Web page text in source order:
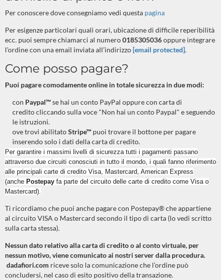
Per conoscere dove consegniamo vedi questa pagina
Per esigenze particolari quali orari, ubicazione di difficile reperibilità
ecc. puoi sempre chiamarci al numero0185305036oppure integrare
l’ordine con una email inviata all’indirizzo[email protected].
Come posso pagare?
Puoi pagare comodamente online in totale sicurezza in due modi:
con Paypal™se hai un conto PayPal oppure con carta di
credito cliccando sulla voce "Non hai un conto Paypal" e seguendo
le istruzioni.
ove trovi abilitatoStripe™ puoi trovare il bottone per pagare
inserendo solo i dati della carta di credito.
Per garantire i massimi livelli di sicurezza tutti i pagamenti passano
attraverso due circuiti conosciuti in tutto il mondo, i quali fanno riferimento
alle principali carte di credito Visa, Mastercard, American Express
(anche Postepay fa parte del circuito delle carte di credito come Visa o
Mastercard).
Ti ricordiamo che puoi anche pagare con Postepay® che appartiene
al circuito VISA o Mastercard secondo il tipo di carta (lo vedi scritto
sulla carta stessa).
Nessun dato relativo alla carta di credito o al conto virtuale, per
nessun motivo, viene comunicato ai nostri server dalla procedura.
dadafiori.com riceve solo la comunicazione che l’ordine può
concludersi, nel caso di esito positivo della transazione.